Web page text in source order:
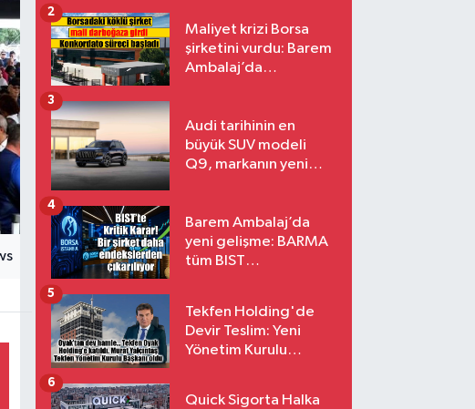
Maliyet krizi Borsa
şirketini vurdu: Barem
Ambalaj’da
2
Audi tarihinin en
büyük SUV modeli
Q9, markanın yeni
3
Barem Ambalaj’da
yeni gelişme: BARMA
tüm BIST
4
Tekfen Holding'de
Devir Teslim: Yeni
Yönetim Kurulu
5
Quick Sigorta Halka
6